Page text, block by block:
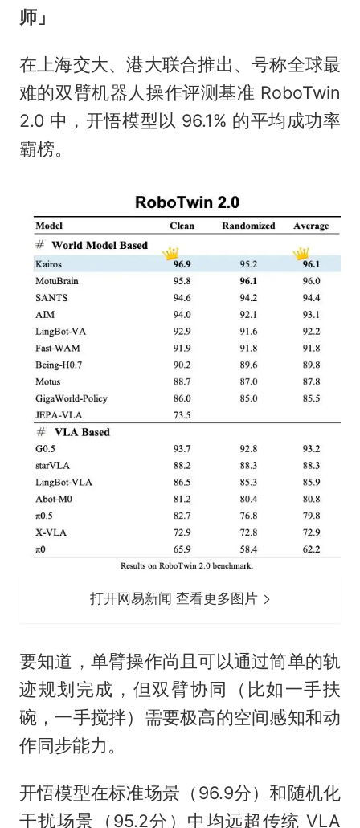
师」
在上海交大、港大联合推出、号称全球最
难的双臂机器人操作评测基准 RoboTwin
2.0 中，开悟模型以 96.1% 的平均成功率
霸榜。
打开网易新闻 查看更多图片
要知道，单臂操作尚且可以通过简单的轨
迹规划完成，但双臂协同（比如一手扶
碗，一手搅拌）需要极高的空间感知和动
作同步能力。
开悟模型在标准场景（96.9分）和随机化
干扰场景（95.2分）中均远超传统 VLA